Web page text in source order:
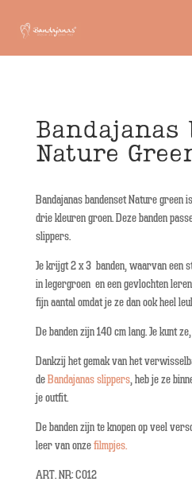
Bandajanas
Nature
Bandajanas bandenset Nature green
drie kleuren groen. Deze banden
slippers.
Je krijgt 2 x 3 banden, waarvan een
in legergroen en een gevlochten
fijn aantal omdat je ze dan ook heel
De banden zijn 140 cm lang. Je kunt
Dankzij het gemak van het
deBandajanas slippers, heb je ze
je outfit.
De banden zijn te knopen op veel
leer van onzefilmpjes.
ART. NR: C012